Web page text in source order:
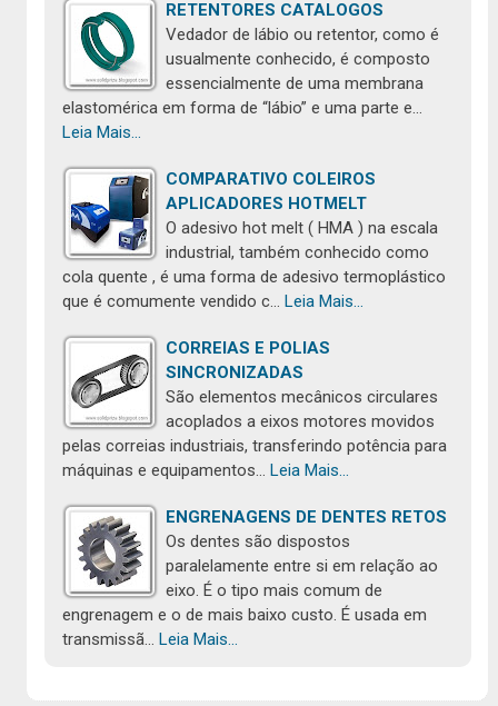
RETENTORES CATALOGOS
Vedador de lábio ou retentor, como é
usualmente conhecido, é composto
essencialmente de uma membrana
elastomérica em forma de “lábio” e uma parte e…
Leia Mais...
COMPARATIVO COLEIROS
APLICADORES HOTMELT
O adesivo hot melt ( HMA ) na escala
industrial, também conhecido como
cola quente , é uma forma de adesivo termoplástico
que é comumente vendido c… Leia Mais...
CORREIAS E POLIAS
SINCRONIZADAS
São elementos mecânicos circulares
acoplados a eixos motores movidos
pelas correias industriais, transferindo potência para
máquinas e equipamentos… Leia Mais...
ENGRENAGENS DE DENTES RETOS
Os dentes são dispostos
paralelamente entre si em relação ao
eixo. É o tipo mais comum de
engrenagem e o de mais baixo custo. É usada em
transmissã… Leia Mais...